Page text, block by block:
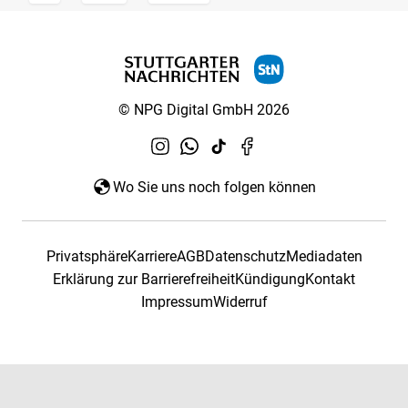
© NPG Digital GmbH 2026
Wo Sie uns noch folgen können
PrivatsphäreKarriereAGBDatenschutzMediadaten
Erklärung zur BarrierefreiheitKündigungKontakt
ImpressumWiderruf